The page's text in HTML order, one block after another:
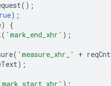
();
);
)
{
( 'mark_end_xhr' );
( 'measure_xhr_' + reqCnt
);
);